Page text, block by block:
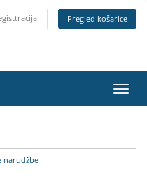
Pregled košarice
narudžbe